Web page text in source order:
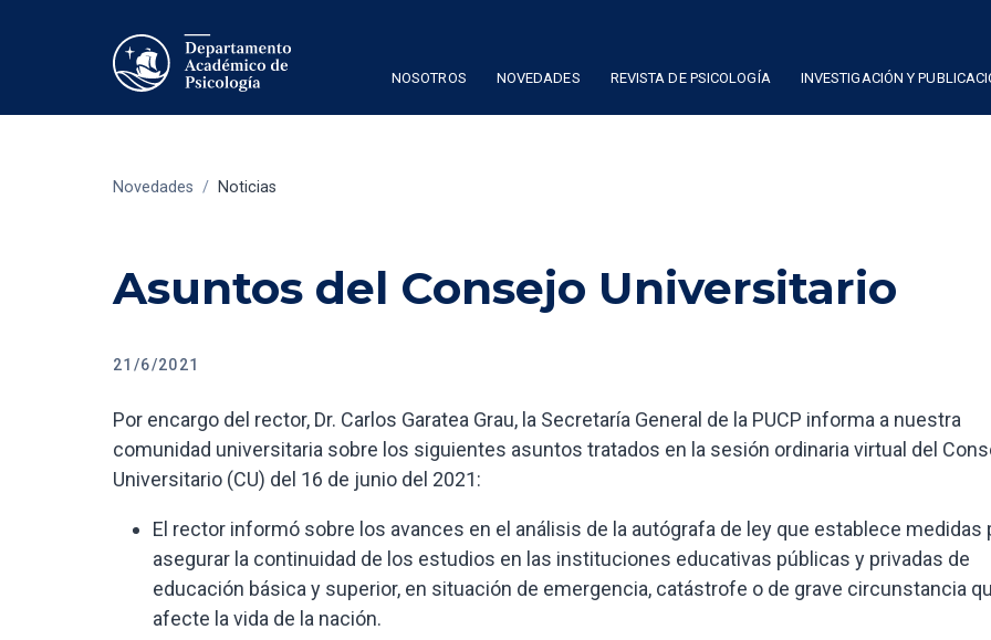
NOSOTROS NOVEDADES REVISTA DE PSICOLOGÍA INVESTIGACIÓN Y
Novedades / Noticias
Asuntos del Consejo Universitario
21/6/2021
Por encargo del rector, Dr. Carlos Garatea Grau, la Secretaría General de la PUCP informa a nuestra
comunidad universitaria sobre los siguientes asuntos tratados en la sesión ordinaria virtual del
Universitario (CU) del 16 de junio del 2021:
El rector informó sobre los avances en el análisis de la autógrafa de ley que establece medidas
asegurar la continuidad de los estudios en las instituciones educativas públicas y privadas de
educación básica y superior, en situación de emergencia, catástrofe o de grave circunstancia
afecte la vida de la nación.